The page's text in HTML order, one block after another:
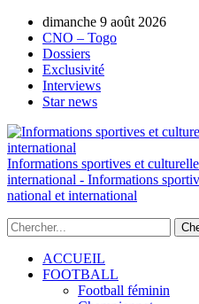
dimanche 9 août 2026
CNO – Togo
Dossiers
Exclusivité
Interviews
Star news
Informations sportives et
international - Informations
national et international
ACCUEIL
FOOTBALL
Football féminin